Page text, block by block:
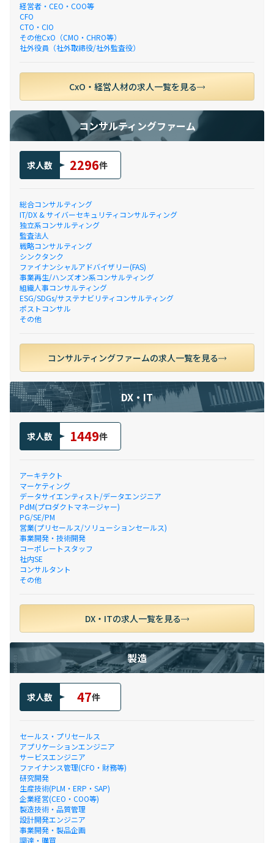
経営者・CEO・COO等
CFO
CTO・CIO
その他CxO（CMO・CHRO等）
社外役員（社外取締役/社外監査役）
CxO・経営人材の求人一覧を見る
コンサルティングファーム
求人数 2296件
総合コンサルティング
IT/DX & サイバーセキュリティコンサルティング
独立系コンサルティング
監査法人
戦略コンサルティング
シンクタンク
ファイナンシャルアドバイザリー(FAS)
事業再生/ハンズオン系コンサルティング
組織人事コンサルティング
ESG/SDGs/サステナビリティコンサルティング
ポストコンサル
その他
コンサルティングファームの求人一覧を見る
DX・IT
求人数 1449件
アーキテクト
マーケティング
データサイエンティスト/データエンジニア
PdM(プロダクトマネージャー)
PG/SE/PM
営業(プリセールス/ソリューションセールス)
事業開発・技術開発
コーポレートスタッフ
社内SE
コンサルタント
その他
DX・ITの求人一覧を見る
製造
求人数 47件
セールス・プリセールス
アプリケーションエンジニア
サービスエンジニア
ファイナンス管理(CFO・財務等)
研究開発
生産技術(PLM・ERP・SAP)
企業経営(CEO・COO等)
製造技術・品質管理
設計開発エンジニア
事業開発・製品企画
調達・購買